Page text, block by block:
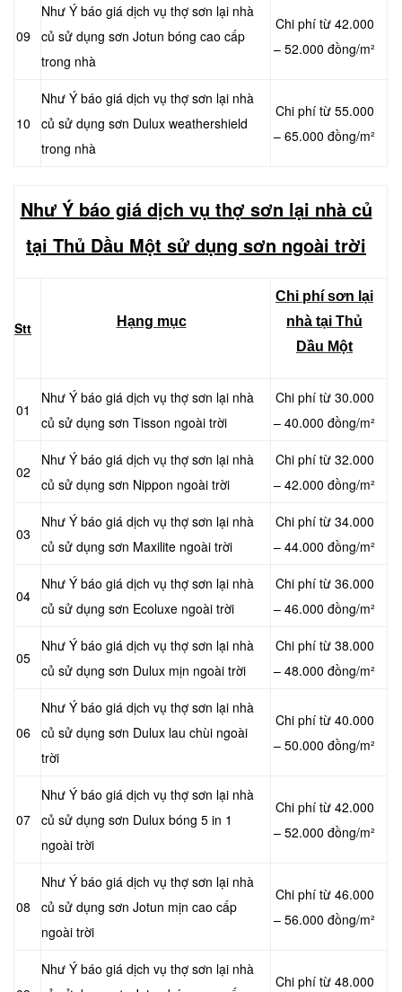
09
Như Ý báo giá dịch vụ thợ sơn lại nhà
củ sử dụng sơn Jotun bóng cao cấp
trong nhà
Chi phí từ 42.000
– 52.000 đồng/m²
10
Như Ý báo giá dịch vụ thợ sơn lại nhà
củ sử dụng sơn Dulux weathershield
trong nhà
Chi phí từ 55.000
– 65.000 đồng/m²
Như Ý báo giá dịch vụ thợ sơn lại nhà củ
tại Thủ Dầu Một sử dụng sơn ngoài trời
Stt Hạng mục
Chi phí sơn lại
nhà tại Thủ
Dầu Một
01
Như Ý báo giá dịch vụ thợ sơn lại nhà
củ sử dụng sơn Tisson ngoài trời
Chi phí từ 30.000
– 40.000 đồng/m²
02
Như Ý báo giá dịch vụ thợ sơn lại nhà
củ sử dụng sơn Nippon ngoài trời
Chi phí từ 32.000
– 42.000 đồng/m²
03
Như Ý báo giá dịch vụ thợ sơn lại nhà
củ sử dụng sơn Maxilite ngoài trời
Chi phí từ 34.000
– 44.000 đồng/m²
04
Như Ý báo giá dịch vụ thợ sơn lại nhà
củ sử dụng sơn Ecoluxe ngoài trời
Chi phí từ 36.000
– 46.000 đồng/m²
05
Như Ý báo giá dịch vụ thợ sơn lại nhà
củ sử dụng sơn Dulux mịn ngoài trời
Chi phí từ 38.000
– 48.000 đồng/m²
06
Như Ý báo giá dịch vụ thợ sơn lại nhà
củ sử dụng sơn Dulux lau chùi ngoài
trời
Chi phí từ 40.000
– 50.000 đồng/m²
07
Như Ý báo giá dịch vụ thợ sơn lại nhà
củ sử dụng sơn Dulux bóng 5 in 1
ngoài trời
Chi phí từ 42.000
– 52.000 đồng/m²
08
Như Ý báo giá dịch vụ thợ sơn lại nhà
củ sử dụng sơn Jotun mịn cao cấp
ngoài trời
Chi phí từ 46.000
– 56.000 đồng/m²
Như Ý báo giá dịch vụ thợ sơn lại nhà
Chi phí từ 48.000